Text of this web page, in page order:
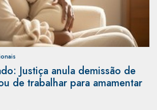
Justiça anula demissão de
de trabalhar para amamentar